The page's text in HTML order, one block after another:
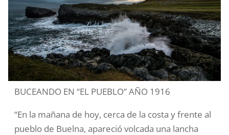
BUCEANDO EN “EL PUEBLO”AÑO 1916
“En la mañana de hoy, cerca de la costa y frente al
pueblo de Buelna, apareció volcada una lancha